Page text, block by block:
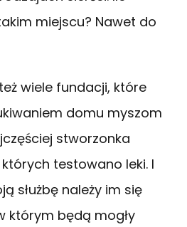
miejscu? Nawet do
wiele fundacji, które
domu myszom
stworzonka
testowano leki. I
służbę należy im się
którym będą mogły